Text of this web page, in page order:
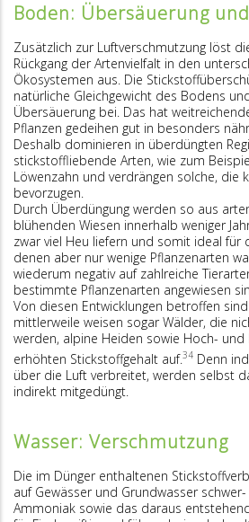
Boden: Übersäuerung
Zusätzlich zur Luftverschmutzung löst
Rückgang der Artenvielfalt in den
Ökosystemen aus. Die
natürliche Gleichgewicht des Bodens
Übersäuerung bei. Das hat
Pflanzen gedeihen gut in besonders
Deshalb dominieren in überdüngten
stickstoffliebende Arten, wie zum
Löwenzahn und verdrängen solche, die
bevorzugen.
Durch Überdüngung werden so aus
blühenden Wiesen innerhalb weniger
zwar viel Heu liefern und somit ideal für
denen aber nur wenige Pflanzenarten
wiederum negativ auf zahlreiche
bestimmte Pflanzenarten angewiesen
Von diesen Entwicklungen betroffen
mittlerweile weisen sogar Wälder, die
werden, alpine Heiden sowie Hoch- und
erhöhten Stickstoffgehalt auf.34 Denn
über die Luft verbreitet, werden selbst
indirekt mitgedüngt.
Wasser: Verschmutzung
Die im Dünger enthaltenen
auf Gewässer und Grundwasser
Ammoniak sowie das daraus